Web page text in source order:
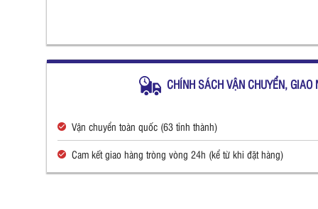
CHÍNH SÁCH VẬN CHUYỂN, GIAO
Vận chuyển toàn quốc (63 tỉnh thành)
Cam kết giao hàng tròng vòng 24h (kể từ khi đặt hàng)